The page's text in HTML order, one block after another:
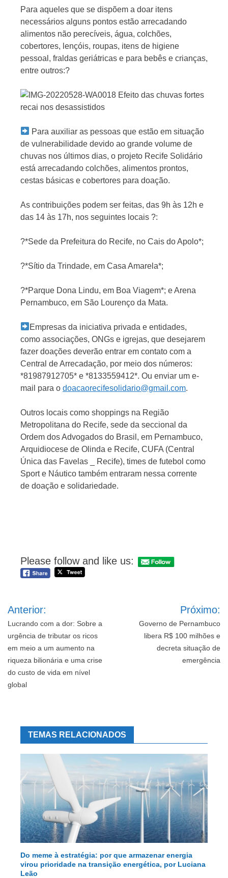
Para aqueles que se dispõem a doar itens
necessários alguns pontos estão arrecadando
alimentos não perecíveis, água, colchões,
cobertores, lençóis, roupas, itens de higiene
pessoal, fraldas geriátricas e para bebês e crianças,
entre outros:?
Para auxiliar as pessoas que estão em situação
de vulnerabilidade devido ao grande volume de
chuvas nos últimos dias, o projeto Recife Solidário
está arrecadando colchões, alimentos prontos,
cestas básicas e cobertores para doação.
As contribuições podem ser feitas, das 9h às 12h e
das 14 às 17h, nos seguintes locais ?:
?*Sede da Prefeitura do Recife, no Cais do Apolo*;
?*Sítio da Trindade, em Casa Amarela*;
?*Parque Dona Lindu, em Boa Viagem*; e Arena
Pernambuco, em São Lourenço da Mata.
Empresas da iniciativa privada e entidades,
como associações, ONGs e igrejas, que desejarem
fazer doações deverão entrar em contato com a
Central de Arrecadação, por meio dos números:
*81987912705* e *8133559412*. Ou enviar um e-
mail para o doacaorecifesolidario@gmail.com.
Outros locais como shoppings na Região
Metropolitana do Recife, sede da seccional da
Ordem dos Advogados do Brasil, em Pernambuco,
Arquidiocese de Olinda e Recife, CUFA (Central
Única das Favelas _ Recife), times de futebol como
Sport e Náutico também entraram nessa corrente
de doação e solidariedade.
Please follow and like us:
de
Post
Anterior:
Lucrando com a dor: Sobre a
urgência de tributar os ricos
em meio a um aumento na
riqueza bilionária e uma crise
do custo de vida em nível
global
Próximo:
Governo de Pernambuco
libera R$ 100 milhões e
decreta situação de
emergência
TEMAS RELACIONADOS
Do meme à estratégia: por que armazenar energia
virou prioridade na transição energética, por Luciana
Leão